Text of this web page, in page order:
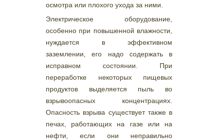
осмотра или плохого ухода за ними.
Электрическое оборудование,
особенно при повышенной влажности,
нуждается в эффективном
заземлении, его надо содержать в
исправном состоянии. При
переработке некоторых пищевых
продуктов выделяется пыль во
взрывоопасных концентрациях.
Опасность взрыва существует также в
печах, работающих на газе или на
нефти, если они неправильно